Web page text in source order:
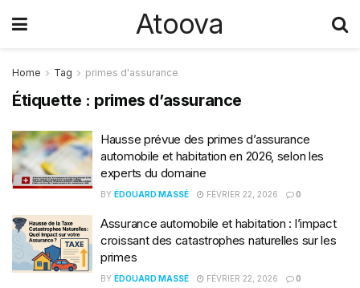
Atoova
Home Tag primes d'assurance
Étiquette : primes d’assurance
Hausse prévue des primes d’assurance
automobile et habitation en 2026, selon les
experts du domaine
BY ÉDOUARD MASSÉ FÉVRIER 22, 2026 0
Assurance automobile et habitation : l’impact
croissant des catastrophes naturelles sur les
primes
BY ÉDOUARD MASSÉ FÉVRIER 22, 2026 0